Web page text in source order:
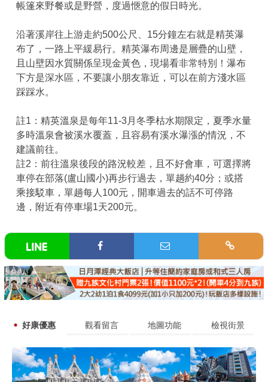
帳篷來野餐或是野營，度過愜意的假日時光。
沿著溪岸往上游走約500公尺、15分鐘左右就是精英瀑
布了，一路上平緩易行。精英瀑布周邊是層疊的山壁，
且山壁因水質關係呈現金黃色，現場看非常特別！瀑布
下方是深水區，不要讓小朋友靠近，可以在前方淺水區
踩踩水。
註1：精英溫泉是每年11-3月冬季枯水期限定，夏季水量
多時溫泉會被溪水覆蓋，且容易有溪水瀑漲的情況，不
建議前往。
註2：前往溫泉後段的路況較差，且不好會車，可選擇將
車停在部落(盧山國小)再步行過去，單趟約40分；或搭
乘接駁車，單趟每人100元，開車過去的話不可停路
邊，附近有停車場1天200元。
好康優惠 觀看留言 地圖功能 檢視街景